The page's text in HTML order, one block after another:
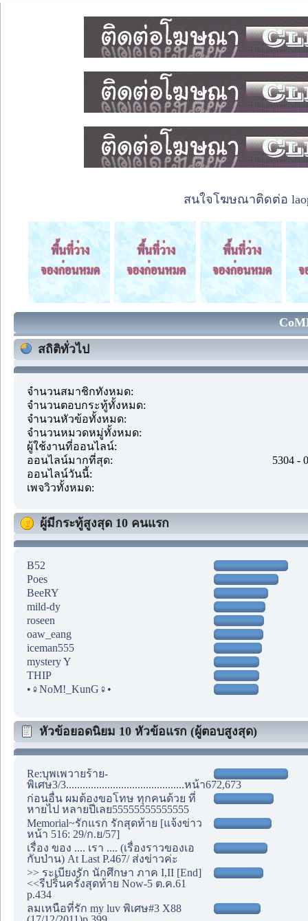
สนใจโฆษณาติดต่อ
สถิติทั่วไป
จำนวนสมาชิกทั้งหมด:
จำนวนตอบกระทู้ทั้งหมด:
จำนวนหัวข้อทั้งหมด:
จำนวนหมวดหมู่ทั้งหมด:
ผู้ใช้งานที่ออนไลน์:
ออนไลน์มากที่สุด:
5304 -
ออนไลน์วันนี้:
เพจวิวทั้งหมด:
ผู้มีกระทู้สูงสุด 10 คนแรก
B52
Poes
BeeRY
mild-dy
roseen
oaw_eang
iceman555
mystery Y
THIP
•♀NoM!_KunG♀•
หัวข้อยอดนิยม 10 หัวข้อแรก (ผู้ตอบสูงสุด)
Re:บุพเพวายร้าย-
พิเศษ3/3...........................................หน้า672,673
ก่อนอื่น ผมต้องขอโทษ ทุกคนด้วย ที่
หายไป หลายปีเลย55555555555555
Memorial~รักแรก รักสุดท้าย [แจ้งข่าว
หน้า 516: 29/ก.ย/57]
เรื่อง ของ .... เรา .... (เรื่องราวของเอ
กับป่าน) At Last P.467/ ส่งข่าวค่ะ
>> ระเบียงรัก นักศึกษา ภาค I,II [End]
<<รีปริ้นครั้งสุดท้าย Now-5 ต.ค.61
p.434
ลมเหนือที่รัก my luv พิเศษ#3 X88